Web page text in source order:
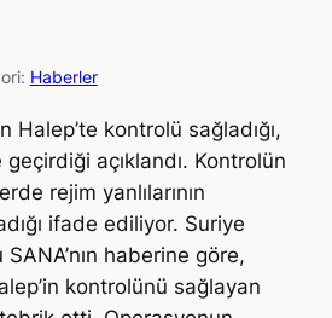
Haberler
Halep’te kontrolü sağladığı,
geçirdiği açıklandı. Kontrolün
rejim yanlılarının
ifade ediliyor. Suriye
haberine göre,
kontrolünü sağlayan